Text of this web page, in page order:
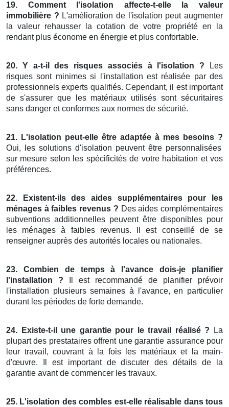
19. Comment l'isolation affecte-t-elle la valeur
immobilière ? L'amélioration de l'isolation peut augmenter
la valeur rehausser la cotation de votre propriété en la
rendant plus économe en énergie et plus confortable.
20. Y a-t-il des risques associés à l'isolation ? Les
risques sont minimes si l'installation est réalisée par des
professionnels experts qualifiés. Cependant, il est important
de s'assurer que les matériaux utilisés sont sécuritaires
sans danger et conformes aux normes de sécurité.
21. L'isolation peut-elle être adaptée à mes besoins ?
Oui, les solutions d'isolation peuvent être personnalisées
sur mesure selon les spécificités de votre habitation et vos
préférences.
22. Existent-ils des aides supplémentaires pour les
ménages à faibles revenus ? Des aides complémentaires
subventions additionnelles peuvent être disponibles pour
les ménages à faibles revenus. Il est conseillé de se
renseigner auprès des autorités locales ou nationales.
23. Combien de temps à l'avance dois-je planifier
l'installation ? Il est recommandé de planifier prévoir
l'installation plusieurs semaines à l'avance, en particulier
durant les périodes de forte demande.
24. Existe-t-il une garantie pour le travail réalisé ? La
plupart des prestataires offrent une garantie assurance pour
leur travail, couvrant à la fois les matériaux et la main-
d'œuvre. Il est important de discuter des détails de la
garantie avant de commencer les travaux.
25. L'isolation des combles est-elle réalisable dans tous